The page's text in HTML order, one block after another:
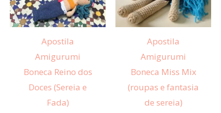
Apostila
Amigurumi
Boneca Reino dos
Doces (Sereia e
Fada)
Apostila
Amigurumi
Boneca Miss Mix
(roupas e fantasia
de sereia)